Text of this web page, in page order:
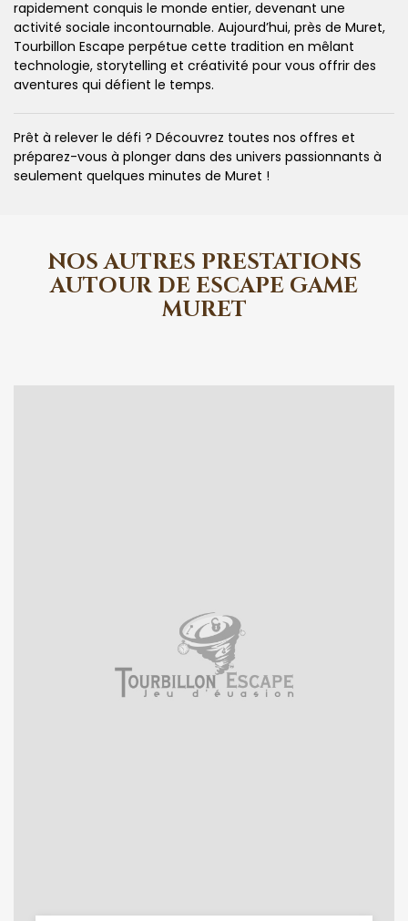
rapidement conquis le monde entier, devenant une
activité sociale incontournable. Aujourd’hui, près de Muret,
Tourbillon Escape perpétue cette tradition en mêlant
technologie, storytelling et créativité pour vous offrir des
aventures qui défient le temps.
Prêt à relever le défi ? Découvrez toutes nos offres et
préparez-vous à plonger dans des univers passionnants à
seulement quelques minutes de Muret !
NOS AUTRES PRESTATIONS
AUTOUR DE ESCAPE GAME
MURET